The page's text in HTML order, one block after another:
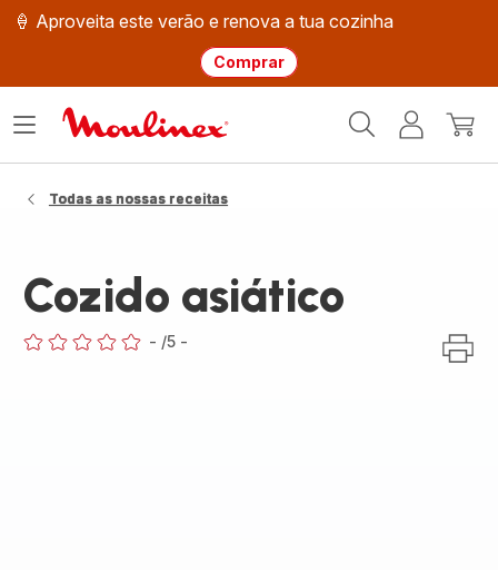
🍦 Aproveita este verão e renova a tua cozinha
Comprar
Moulinex
O
Abrir
Todas as nossas receitas
Cozido asiático
- /5 -